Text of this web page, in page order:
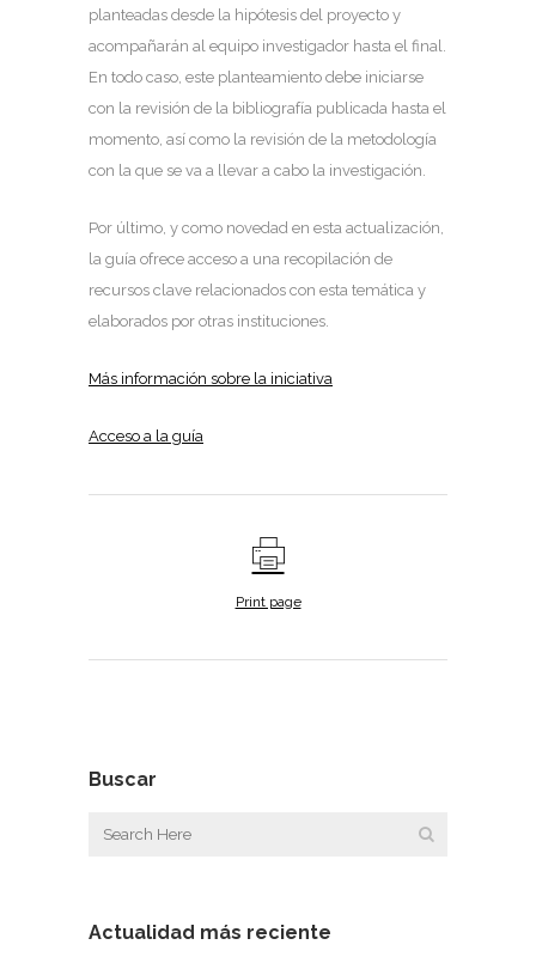
planteadas desde la hipótesis del proyecto y
acompañarán al equipo investigador hasta el final.
En todo caso, este planteamiento debe iniciarse
con la revisión de la bibliografía publicada hasta el
momento, así como la revisión de la metodología
con la que se va a llevar a cabo la investigación.
Por último, y como novedad en esta actualización,
la guía ofrece acceso a una recopilación de
recursos clave relacionados con esta temática y
elaborados por otras instituciones.
Más información sobre la iniciativa
Acceso a la guía
Print page
Buscar
Actualidad más reciente